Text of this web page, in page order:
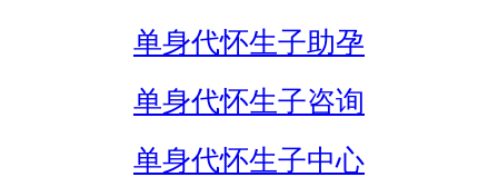
单身代怀生子助孕
单身代怀生子咨询
单身代怀生子中心